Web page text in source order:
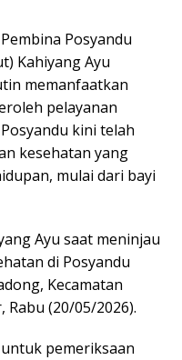
Posyandu
Kahiyang Ayu
memanfaatkan
pelayanan
kini telah
kesehatan yang
mulai dari bayi
Ayu saat meninjau
di Posyandu
Kecamatan
Rabu (20/05/2026).
pemeriksaan